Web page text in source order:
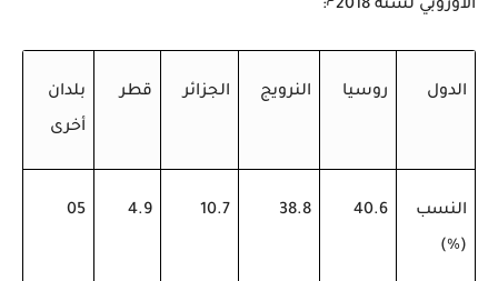
الأوروبي لسنة 2018 :
الدول روسيا النرويج الجزائر قطر
بلدان
أخرى
النسب
(
%
)
40.6
38.8
10.7
4.9
05